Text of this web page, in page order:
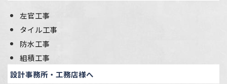
左官工事
タイル工事
防水工事
組積工事
設計事務所・工務店様へ